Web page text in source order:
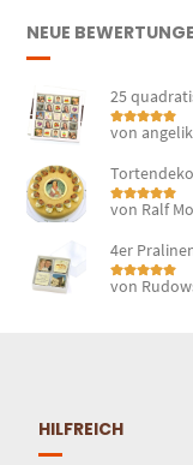
NEUE
25
Bewertet mit
von
Bewertet mit
von Ralf
4er
Bewertet mit
von
HILFREICH